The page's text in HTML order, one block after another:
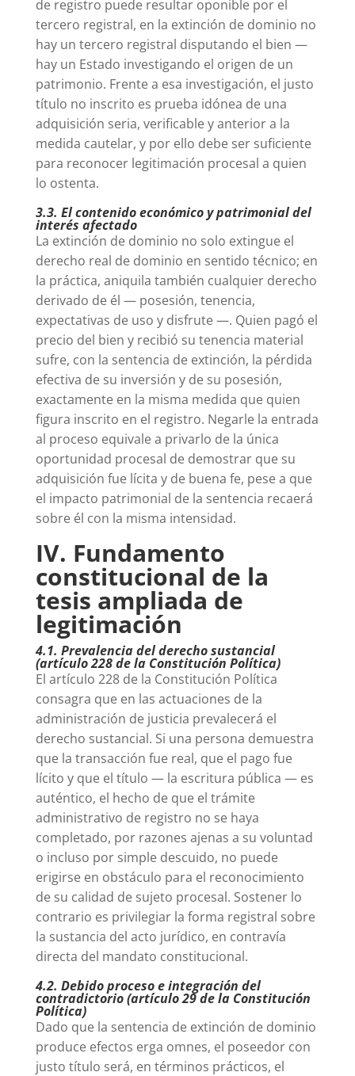
de registro puede resultar oponible por el
tercero registral, en la extinción de dominio no
hay un tercero registral disputando el bien —
hay un Estado investigando el origen de un
patrimonio. Frente a esa investigación, el justo
título no inscrito es prueba idónea de una
adquisición seria, verificable y anterior a la
medida cautelar, y por ello debe ser suficiente
para reconocer legitimación procesal a quien
lo ostenta.
3.3. El contenido económico y patrimonial del
interés afectado
La extinción de dominio no solo extingue el
derecho real de dominio en sentido técnico; en
la práctica, aniquila también cualquier derecho
derivado de él — posesión, tenencia,
expectativas de uso y disfrute —. Quien pagó el
precio del bien y recibió su tenencia material
sufre, con la sentencia de extinción, la pérdida
efectiva de su inversión y de su posesión,
exactamente en la misma medida que quien
figura inscrito en el registro. Negarle la entrada
al proceso equivale a privarlo de la única
oportunidad procesal de demostrar que su
adquisición fue lícita y de buena fe, pese a que
el impacto patrimonial de la sentencia recaerá
sobre él con la misma intensidad.
IV. Fundamento
constitucional de la
tesis ampliada de
legitimación
4.1. Prevalencia del derecho sustancial
(artículo 228 de la Constitución Política)
El artículo 228 de la Constitución Política
consagra que en las actuaciones de la
administración de justicia prevalecerá el
derecho sustancial. Si una persona demuestra
que la transacción fue real, que el pago fue
lícito y que el título — la escritura pública — es
auténtico, el hecho de que el trámite
administrativo de registro no se haya
completado, por razones ajenas a su voluntad
o incluso por simple descuido, no puede
erigirse en obstáculo para el reconocimiento
de su calidad de sujeto procesal. Sostener lo
contrario es privilegiar la forma registral sobre
la sustancia del acto jurídico, en contravía
directa del mandato constitucional.
4.2. Debido proceso e integración del
contradictorio (artículo 29 de la Constitución
Política)
Dado que la sentencia de extinción de dominio
produce efectos erga omnes, el poseedor con
justo título será, en términos prácticos, el